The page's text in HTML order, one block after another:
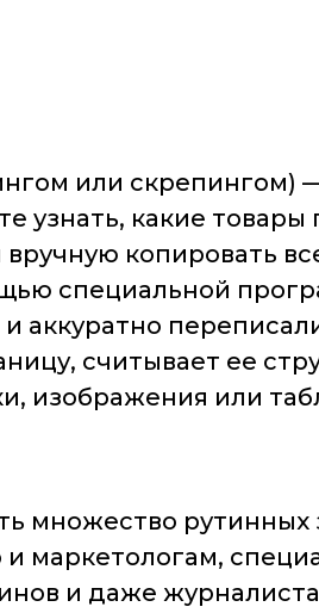
или скрепингом)
узнать, какие
копировать
специальной
аккуратно
считывает ее
изображения или
множество
маркетологам,
и даже